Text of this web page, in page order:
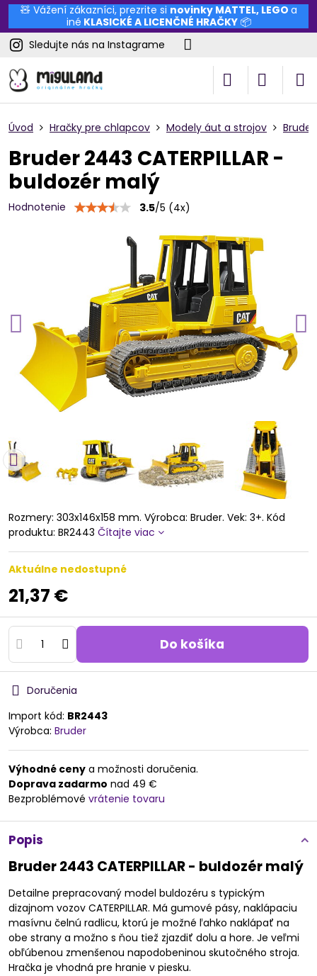
🧸 Vážení zákazníci, prezrite si novinky MATTEL, LEGO a
iné KLASICKÉ A LICENČNÉ HRAČKY📦
Sledujte nás na Instagrame
Úvod Hračky pre chlapcov Modely áut a strojov Bruder
Bruder 2443 CATERPILLAR -
buldozér malý
Hodnotenie 3.5/5 (4x)
Rozmery: 303x146x158 mm. Výrobca: Bruder. Vek: 3+. Kód
produktu: BR2443 Čítajte viac
Aktuálne nedostupné
21,37 €
Do košíka
Doručenia
Import kód: BR2443
Výrobca: Bruder
Výhodné ceny a možnosti doručenia.
Doprava zadarmo nad 49 €
Bezproblémové vrátenie tovaru
Popis
Bruder 2443 CATERPILLAR - buldozér malý
Detailne prepracovaný model buldozéru s typickým
dizajnom vozov CATERPILLAR. Má gumové pásy, naklápaciu
masívnu čelnú radlicu, ktorú je možné ľahko naklápať na
obe strany a možno s ňou tiež zjazdiť dolu a hore. Je veľmi
obľúbenou zmenšenou napodobeninou skutočného stroja.
Hračka je vhodná pre hranie v piesku.